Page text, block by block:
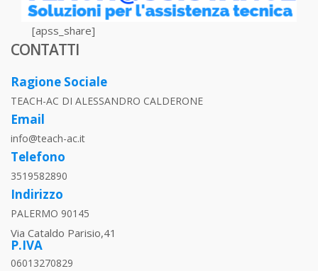
[apss_share]
CONTATTI
Ragione Sociale
TEACH-AC DI ALESSANDRO CALDERONE
Email
info@teach-ac.it
Telefono
3519582890
Indirizzo
PALERMO 90145
Via Cataldo Parisio,41
P.IVA
06013270829